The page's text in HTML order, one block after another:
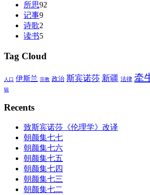
所思92
记事9
诗歌2
读书5
Tag Cloud
人口 伊斯兰 宗教 政治 斯宾诺莎 新疆 法律 牵
辑
Recents
致斯宾诺莎《伦理学》改译
朝颜集七七
朝颜集七六
朝颜集七五
朝颜集七四
朝颜集七三
朝颜集七二